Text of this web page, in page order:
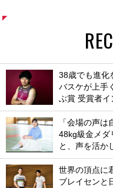
38歳でも進化
バスケが上手
ぶ賞 受賞者イ
「会場の声
48kg級金メダ
と、声を活か
世界の頂点に
ブレイセンと